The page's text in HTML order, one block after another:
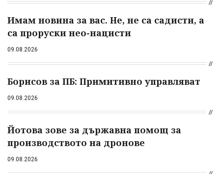
Имам новина за вас. Не, не са садисти, а
са проруски нео-нацисти
09.08.2026
Борисов за ПБ: Примитивно управляват
09.08.2026
Йотова зове за държавна помощ за
производството на дронове
09.08.2026